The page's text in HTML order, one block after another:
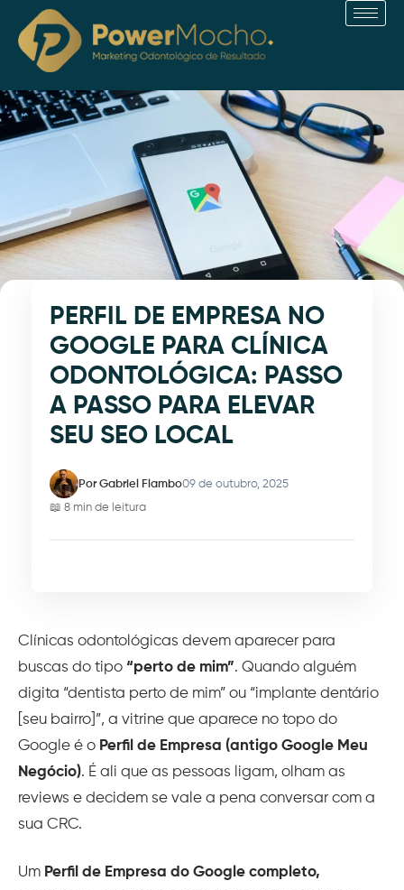
para
conteúdo
PERFIL DE EMPRESA NO
GOOGLE PARA CLÍNICA
ODONTOLÓGICA: PASSO
A PASSO PARA ELEVAR
SEU SEO LOCAL
Por Gabriel Flambo09 de outubro, 2025
📖 8 min de leitura
Clínicas odontológicas devem aparecer para
buscas do tipo “perto de mim”. Quando alguém
digita “dentista perto de mim” ou “implante dentário
[seu bairro]”, a vitrine que aparece no topo do
Google é o Perfil de Empresa (antigo Google Meu
Negócio). É ali que as pessoas ligam, olham as
reviews e decidem se vale a pena conversar com a
sua CRC.
Um Perfil de Empresa do Google completo,